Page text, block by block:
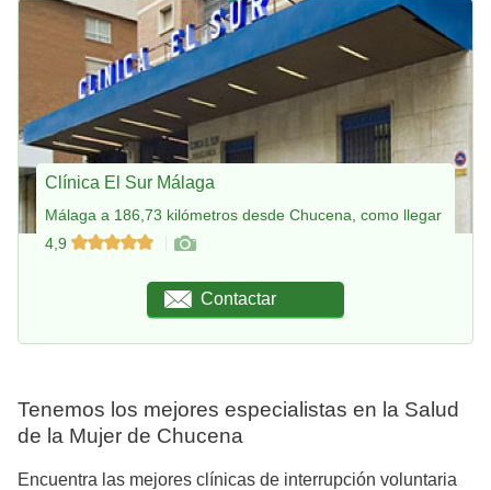
Clínica El Sur Málaga
Málaga a 186,73 kilómetros desde Chucena, como llegar
4,9
Contactar
Tenemos los mejores especialistas en la Salud
de la Mujer de Chucena
Encuentra las mejores clínicas de interrupción voluntaria